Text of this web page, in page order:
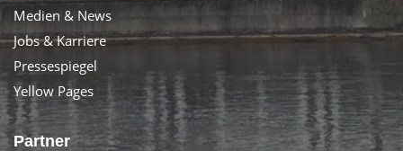
Medien & News
Jobs & Karriere
Pressespiegel
Yellow Pages
Partner